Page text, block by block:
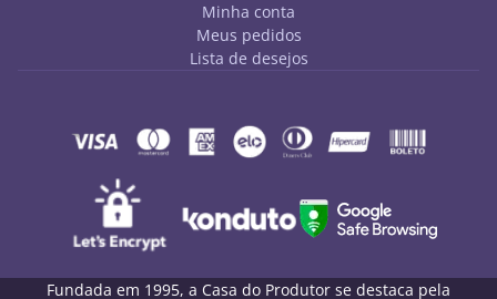
Minha conta
Meus pedidos
Lista de desejos
Fundada em 1995, a Casa do Produtor se destaca pela